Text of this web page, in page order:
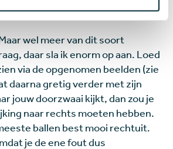
wel meer van dit soort
daar sla ik enorm op aan. Loed
via de opgenomen beelden (zie
daarna gretig verder met zijn
jouw doorzwaai kijkt, dan zou je
naar rechts moeten hebben.
ballen best mooi rechtuit.
je de ene fout dus